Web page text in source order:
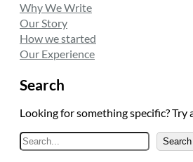
Why We Write
Our Story
How we started
Our Experience
Search
Looking for something specific? Try
A
r
Search